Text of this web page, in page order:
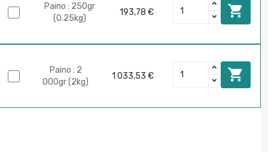
Paino : 250gr
(0.25kg)
193,78 € 
Paino : 2
000gr (2kg)
1 033,53 € 